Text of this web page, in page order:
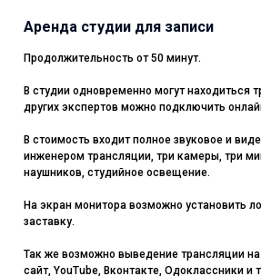
Аренда студии для записи
Продолжительность от 50 минут.
В студии одновременно могут находиться
других экспертов можно подключить
В стоимость входит полное звуковое и
инженером трансляции, три камеры, три
наушников, студийное освещение.
На экран монитора возможно установить
заставку.
Так же возможно выведение трансляции
сайт, YouTube, Вконтакте, Одоклассники и